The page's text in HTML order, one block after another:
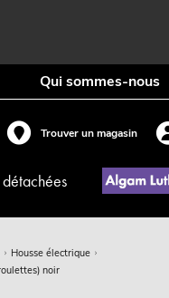
Qui sommes-nous
Trouver un magasin
détachées
Housse électrique
noir